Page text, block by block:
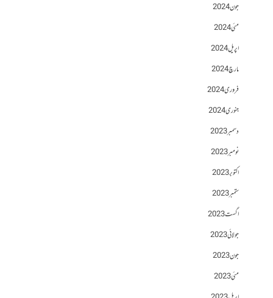
جون 2024
مئی 2024
اپریل 2024
مارچ 2024
فروری 2024
جنوری 2024
دسمبر 2023
نومبر 2023
اکتوبر 2023
ستمبر 2023
اگست 2023
جولائی 2023
جون 2023
مئی 2023